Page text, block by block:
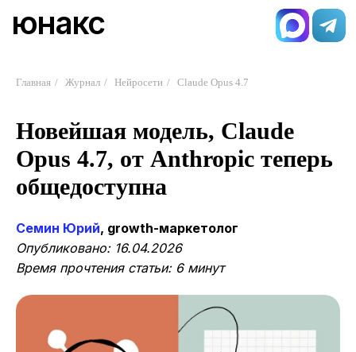
юнакс
Главная / Журнал / Нейросети / Claude Opus 4.7
Новейшая модель, Claude
Opus 4.7, от Anthropic теперь
общедоступна
Семин Юрий, growth-маркетолог
Опубликовано: 16.04.2026
Время прочтения статьи: 6 минут